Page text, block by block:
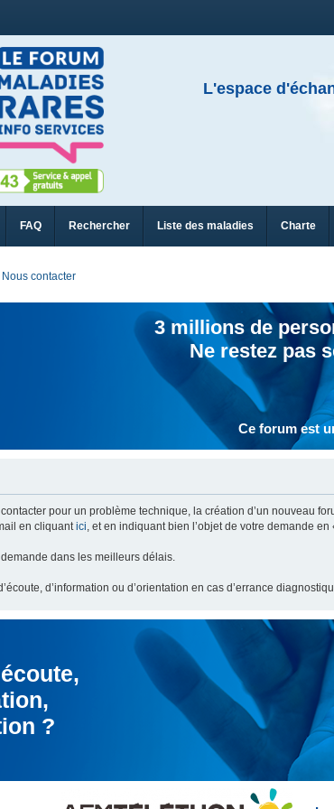
L'espace
FAQ Rechercher Liste des maladies Charte
Nous contacter
3 millions de
Ne restez pas
Ce forum est
pour un problème technique, la création d’un nouveau
en cliquantici, et en indiquant bien l’objet de votre demande en
dans les meilleurs délais.
d’information ou d’orientation en cas d’errance
?